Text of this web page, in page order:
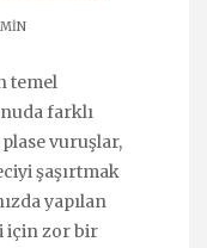
temel
farklı
vuruşlar,
şaşırtmak
yapılan
için zor bir